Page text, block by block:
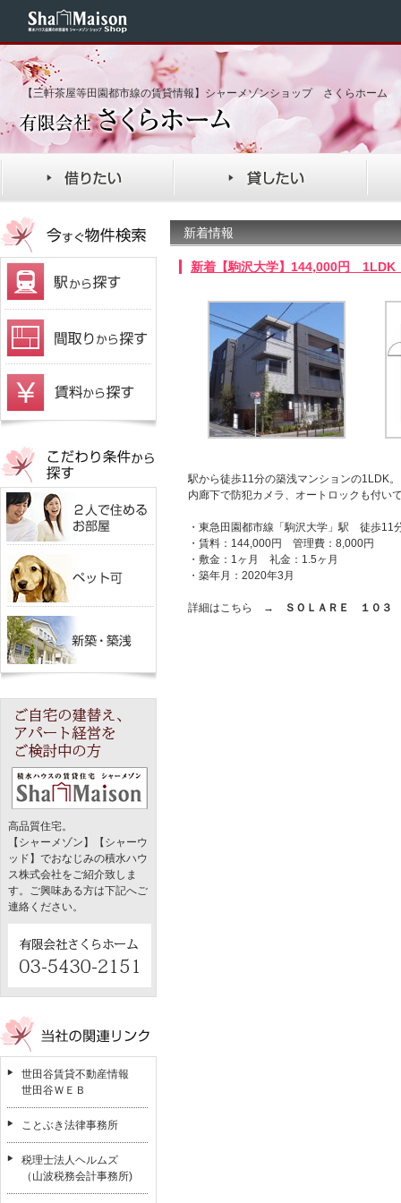
【三軒茶屋等田園都市線の賃貸情報】シャーメゾンショップ さくらホーム
高品質住宅。
【シャーメゾン】【シャーウ
ッド】でおなじみの積水ハウ
ス株式会社をご紹介致しま
す。ご興味ある方は下記へご
連絡ください。
世田谷賃貸不動産情報
世田谷ＷＥＢ
ことぶき法律事務所
税理士法人ヘルムズ
（山波税務会計事務所)
新着情報
新着【駒沢大学】144,000円
駅から徒歩11分の築浅マンションの1LDK。
内廊下で防犯カメラ、オートロックも付い
・東急田園都市線「駒沢大学」駅 徒歩11
・賃料：144,000円 管理費：8,000円
・敷金：1ヶ月 礼金：1.5ヶ月
・築年月：2020年3月
詳細はこちら → ＳＯＬＡＲＥ １０３